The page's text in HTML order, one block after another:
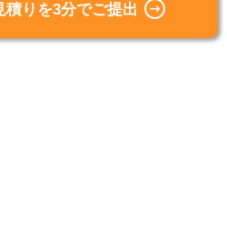
りを3分でご提出